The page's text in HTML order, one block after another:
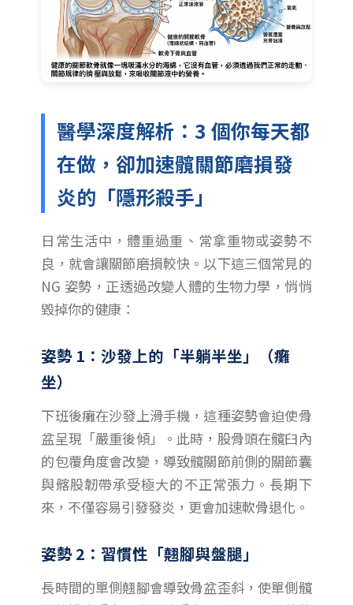
醫學深度解析：3 個你每天都
在做，卻加速髖關節磨損發
炎的「隱形殺手」
日常生活中，體重過重、常拿重物或姿勢不
良，就會讓關節磨損較快。以下這三個常見的
NG 姿勢，正透過改變人體的生物力學，悄悄
毀掉你的健康：
姿勢 1：沙發上的「半躺半坐」（癱
坐）
下班後癱在沙發上滑手機，這種姿勢會迫使骨
盆呈現「嚴重後傾」。此時，股骨頭在髖臼內
的包覆角度會改變，導致髖關節前側的關節囊
與髂股韌帶承受極大的不正常張力。長期下
來，不僅容易引發發炎，更會加速軟骨退化。
姿勢 2：習慣性「翹腳與盤腿」
長時間的單側翹腳會導致骨盆歪斜，使單側髖